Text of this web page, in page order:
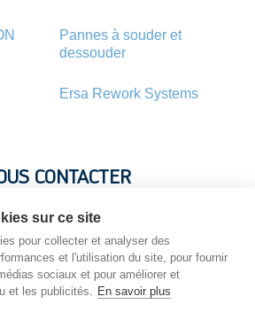
Pannes à souder et
dessouder
Ersa Rework Systems
CONTACTER
? Vous souhaitez une information sur
pas : contactez-nous !
sur ce site
pour collecter et analyser des
et l'utilisation du site, pour fournir
sociaux et pour améliorer et
et les publicités. En savoir plus